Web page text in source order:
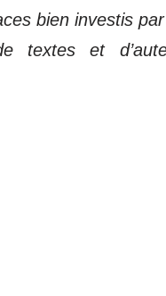
bien investis
textes et